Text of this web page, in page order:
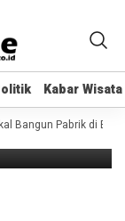
Kabar Wisata
Kabar Wisata
Pabrik di